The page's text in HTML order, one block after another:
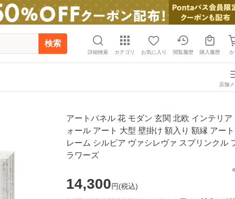
検索
詳細検索 カテゴリ お気に入り 閲覧履歴 購入履歴
店舗
アートパネル 花 モダン 玄関 北欧 インテリア
ォール アート 大型 壁掛け 額入り 額縁 アー
レーム シルビア ヴァシレヴァ スプリンクル
ラワーズ
14,300円(税込)